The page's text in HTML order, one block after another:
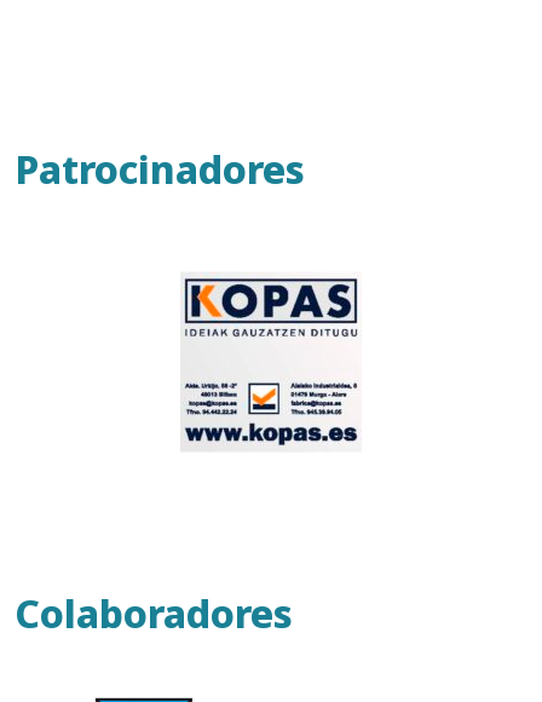
Patrocinadores
Colaboradores